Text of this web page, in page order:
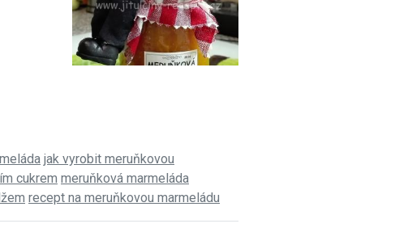
jak vyrobit meruňkovou
cukrem meruňková marmeláda
recept na meruňkovou marmeládu